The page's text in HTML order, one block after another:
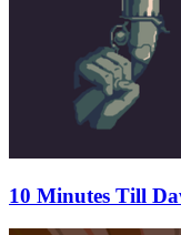
10 Minutes Till